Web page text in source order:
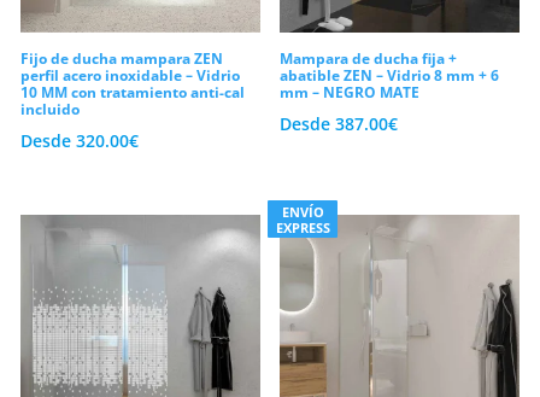
Fijo de ducha mampara ZEN
perfil acero inoxidable – Vidrio
10 MM con tratamiento anti-cal
incluido
Desde 320.00€
Mampara de ducha fija +
abatible ZEN – Vidrio 8 mm + 6
mm – NEGRO MATE
Desde387.00€
ENVÍO
EXPRESS